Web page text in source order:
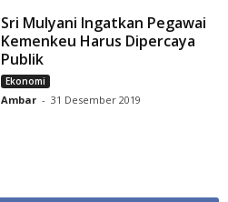
Sri Mulyani Ingatkan Pegawai
Kemenkeu Harus Dipercaya
Publik
Ekonomi
Ambar - 31 Desember 2019